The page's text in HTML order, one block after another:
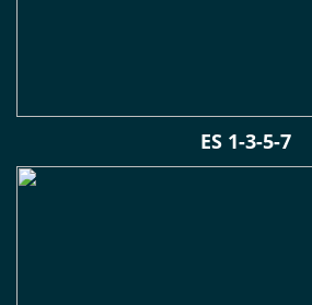
ES 1-3-5-7